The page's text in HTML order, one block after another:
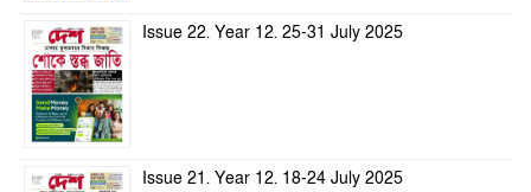
Issue 22. Year 12. 25-31 July 2025
Issue 21. Year 12. 18-24 July 2025